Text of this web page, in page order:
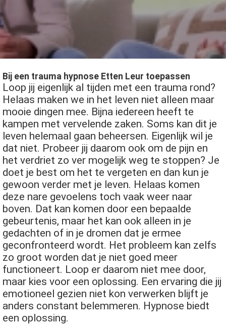
Bij een trauma hypnose Etten Leur toepassen
Loop jij eigenlijk al tijden met een trauma rond?
Helaas maken we in het leven niet alleen maar
mooie dingen mee. Bijna iedereen heeft te
kampen met vervelende zaken. Soms kan dit je
leven helemaal gaan beheersen. Eigenlijk wil je
dat niet. Probeer jij daarom ook om de pijn en
het verdriet zo ver mogelijk weg te stoppen? Je
doet je best om het te vergeten en dan kun je
gewoon verder met je leven. Helaas komen
deze nare gevoelens toch vaak weer naar
boven. Dat kan komen door een bepaalde
gebeurtenis, maar het kan ook alleen in je
gedachten of in je dromen dat je ermee
geconfronteerd wordt. Het probleem kan zelfs
zo groot worden dat je niet goed meer
functioneert. Loop er daarom niet mee door,
maar kies voor een oplossing. Een ervaring die jij
emotioneel gezien niet kon verwerken blijft je
anders constant belemmeren. Hypnose biedt
een oplossing.
worden
om
te
over
van
op
gebruikt
te
de
Hierdoor
website-
van